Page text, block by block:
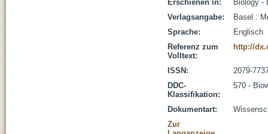
Erschienen in:
Biology -
Verlagsangabe:
Basel :
Sprache:
Englisch
Referenz zum
Volltext:
http://
ISSN:
2079-
DDC-
Klassifikation:
570 -
Dokumentart:
Zur